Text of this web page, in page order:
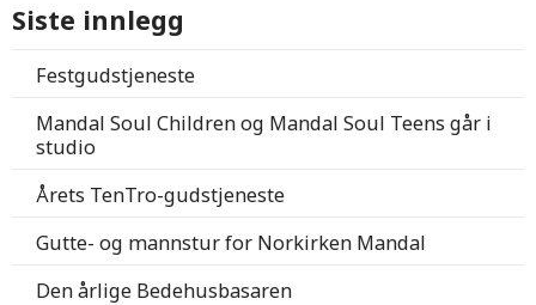
Siste innlegg
Festgudstjeneste
Mandal Soul Children og Mandal Soul Teens går i
studio
Årets TenTro-gudstjeneste
Gutte- og mannstur for Norkirken Mandal
Den årlige Bedehusbasaren